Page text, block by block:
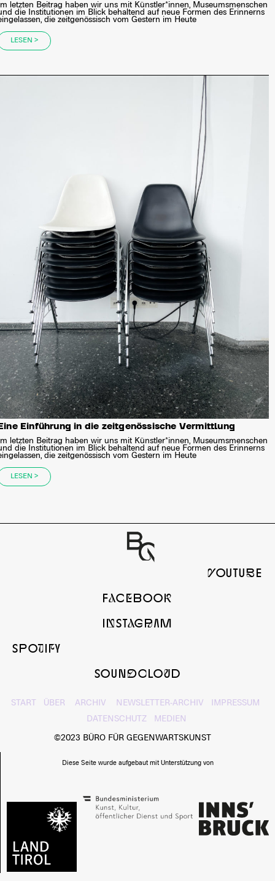
letzten Beitrag haben wir uns mit Künstler*innen, Museumsmenschen
die Institutionen im Blick behaltend auf neue Formen des Erinnerns
die zeitgenössisch vom Gestern im Heute
LESEN >
Einführung in die zeitgenössische Vermittlung
letzten Beitrag haben wir uns mit Künstler*innen, Museumsmenschen
die Institutionen im Blick behaltend auf neue Formen des Erinnerns
die zeitgenössisch vom Gestern im Heute
LESEN >
yOUTUbE
FaCeBOOk
InSTaGrAM
SPOtIfY
SOUNdcLOuD
STARTÜBER ARCHIV NEWSLETTER-ARCHIV
IMPRESSUM
DATENSCHUTZ
MEDIEN
©2023 BÜRO FÜR GEGENWARTSKUNST
Diese Seite wurde aufgebaut mit Unterstützung von